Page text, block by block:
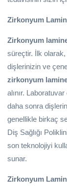
Zirkonyum
Zirkonyum
süreçtir. İlk
dişlerinizin ve
zirkonyum
alınır.
daha sonra
genellikle birkaç
Diş Sağlığı
son teknolojiyi
sunar.
Zirkonyum